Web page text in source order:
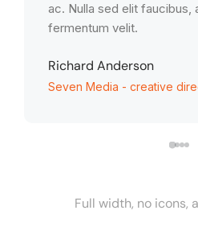
Richard Anderson
Seven Media - creative
ac. Nulla sed elit faucibus,
fermentum velit.
Full width, no icons,